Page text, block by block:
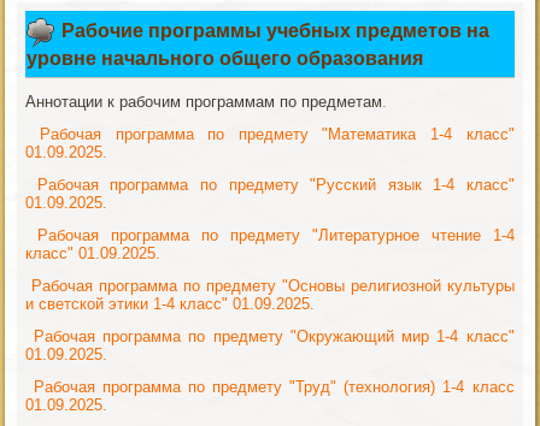
Рабочие программы учебных предметов на
уровне начального общего образования
Аннотации к рабочим программам по предметам
Рабочая программа по предмету "Математика 1-4 класс"
01.09.2025.
Рабочая программа по предмету "Русский язык 1-4 класс"
01.09.2025.
Рабочая программа по предмету "Литературное чтение 1-4
класс" 01.09.2025.
Рабочая программа по предмету "Основы религиозной культуры
и светской этики 1-4 класс" 01.09.2025.
Рабочая программа по предмету "Окружающий мир 1-4 класс"
01.09.2025.
Рабочая программа по предмету "Труд" (технология) 1-4 класс
01.09.2025.